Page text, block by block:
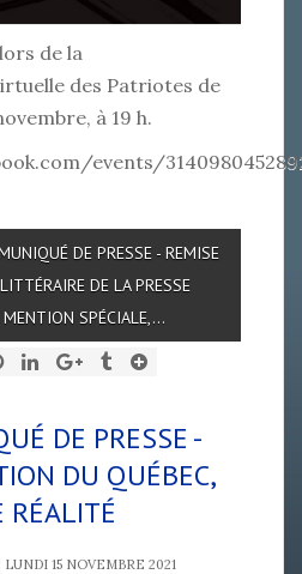
de la
des Patriotes de
à 19 h.
events/
DE PRESSE - REMISE
DE LA PRESSE
MENTION SPÉCIALE,...
DE PRESSE -
DU QUÉBEC,
RÉALITÉ
15 NOVEMBRE 2021